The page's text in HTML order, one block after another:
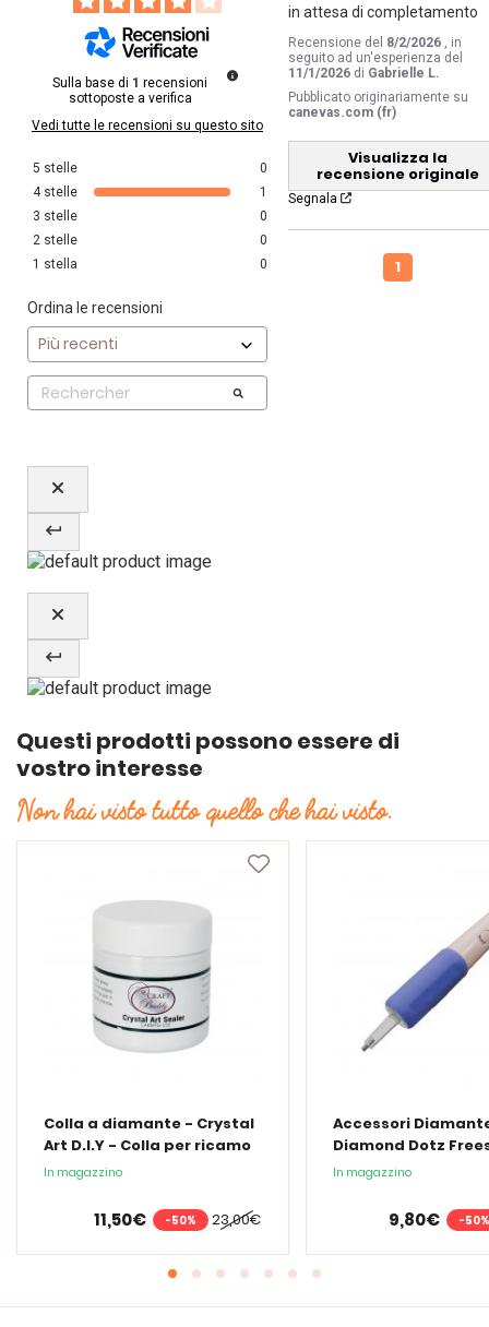
Sulla base di 1 recensioni
sottoposte a verifica
Vedi tutte le recensioni su questo sito
5 stelle
0
4 stelle
1
3 stelle
0
2 stelle
0
1 stella 0
Ordina le recensioni
in attesa di completamento
Recensione del 8/2/2026
, in
seguito ad un'esperienza del
11/1/2026 di Gabrielle L.
Pubblicato originariamente su
canevas.com (fr)
Visualizza la
recensione originale
Segnala
1
Questi prodotti possono essere di
vostro interesse
Non hai visto tutto quello che hai visto.
Colla a diamante - Crystal
Art D.I.Y - Colla per ricamo
a diamante - 150 ml
In magazzino
23,00€
11,50€ -50%
Accessori
Diamond Dotz
Penna Ergo LED
In magazzino
9,80€ -50%